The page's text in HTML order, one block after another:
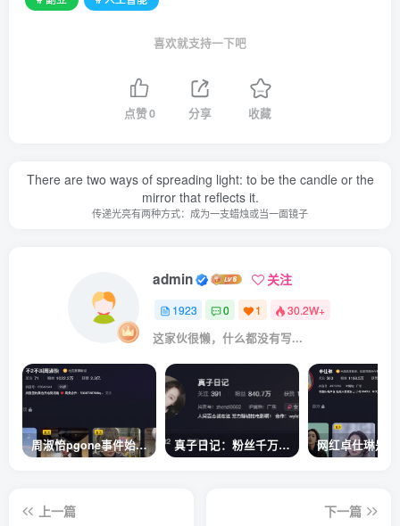
喜欢就支持一下吧
点赞0 分享 收藏
There are two ways of spreading light: to be the candle or the
mirror that reflects it.
传递光亮有两种方式：成为一支蜡烛或当一面镜子
admin 关注
1923 0 1 30.2W+
这家伙很懒，什么都没有写...
周淑怡pgone事件始末，周淑怡现状 真子日记：粉丝千万的真子日记是最懂反转的网红吗？
上一篇
下一篇